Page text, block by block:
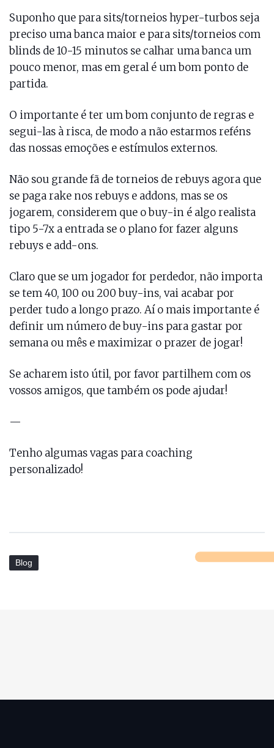
Suponho que para sits/torneios hyper-turbos seja
preciso uma banca maior e para sits/torneios com
blinds de 10-15 minutos se calhar uma banca um
pouco menor, mas em geral é um bom ponto de
partida.
O importante é ter um bom conjunto de regras e
segui-las à risca, de modo a não estarmos reféns
das nossas emoções e estímulos externos.
Não sou grande fã de torneios de rebuys agora que
se paga rake nos rebuys e addons, mas se os
jogarem, considerem que o buy-in é algo realista
tipo 5-7x a entrada se o plano for fazer alguns
rebuys e add-ons.
Claro que se um jogador for perdedor, não importa
se tem 40, 100 ou 200 buy-ins, vai acabar por
perder tudo a longo prazo. Aí o mais importante é
definir um número de buy-ins para gastar por
semana ou mês e maximizar o prazer de jogar!
Se acharem isto útil, por favor partilhem com os
vossos amigos, que também os pode ajudar!
—
Tenho algumas vagas para coaching
personalizado!
Blog